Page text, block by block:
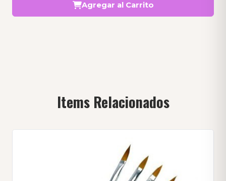
Agregar al Carrito
Items Relacionados